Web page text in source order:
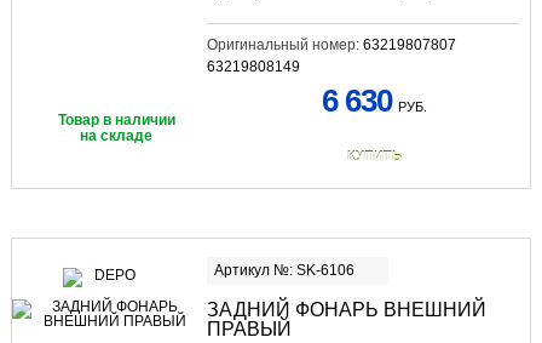
Оригинальный номер: 63219807807
63219808149
Товар в наличии
на складе
6 630 РУБ.
КУПИТЬ
Артикул №: SK-6106
ЗАДНИЙ ФОНАРЬ ВНЕШНИЙ
ПРАВЫЙ